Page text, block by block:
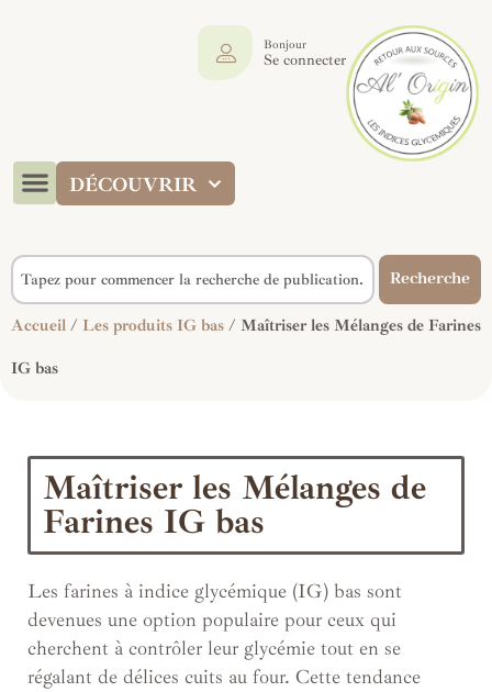
DÉCOUVRIR
Bonjour
Se connecter
Recherche
Accueil / Les produits IG bas / Maîtriser les Mélanges de Farines
IG bas
Maîtriser les Mélanges de
Farines IG bas
Les farines à indice glycémique (IG) bas sont
devenues une option populaire pour ceux qui
cherchent à contrôler leur glycémie tout en se
régalant de délices cuits au four. Cette tendance